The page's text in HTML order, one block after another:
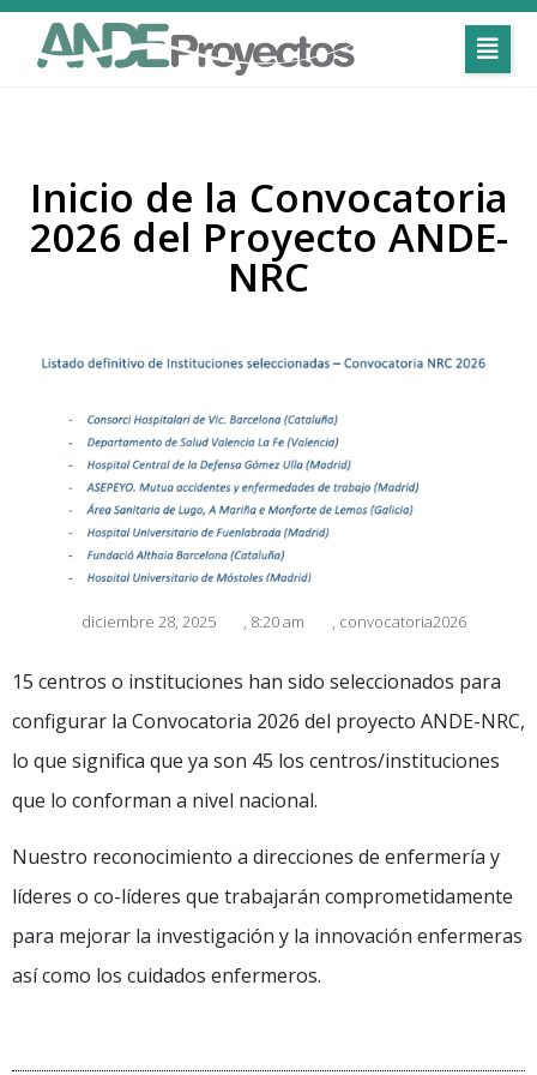
Inicio de la Convocatoria
2026 del Proyecto ANDE-
NRC
diciembre 28, 2025 8:20 am convocatoria2026
15 centros o instituciones han sido seleccionados para
configurar la Convocatoria 2026 del proyecto ANDE-NRC,
lo que significa que ya son 45 los centros/instituciones
que lo conforman a nivel nacional.
Nuestro reconocimiento a direcciones de enfermería y
líderes o co-líderes que trabajarán comprometidamente
para mejorar la investigación y la innovación enfermeras
así como los cuidados enfermeros.